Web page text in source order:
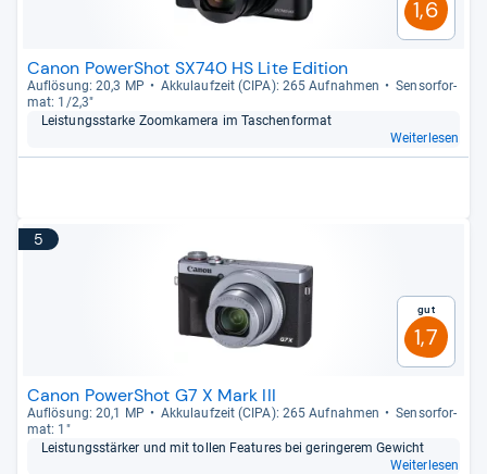
1,6
Canon PowerShot SX740 HS Lite Edition
Auf­lö­sung: 20,3 MP Akku­lauf­zeit (CIPA): 265 Auf­nah­men
Sen­sor­for­
mat: 1/2,3"
Leis­tungs­starke Zoom­ka­mera im Taschen­for­mat
Weiterlesen
5
Gut
1,7
Canon PowerShot G7 X Mark III
Auf­lö­sung: 20,1 MP Akku­lauf­zeit (CIPA): 265 Auf­nah­men
Sen­sor­for­
mat: 1"
Leis­tungs­stär­ker und mit tol­len Fea­tu­res bei gerin­ge­rem Gewicht
Weiterlesen